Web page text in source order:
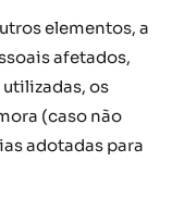
elementos, a
afetados,
os
(caso não
adotadas para